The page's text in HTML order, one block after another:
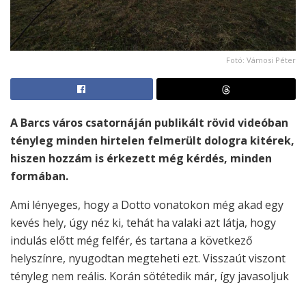
Fotó: Vámosi Péter
A Barcs város csatornáján publikált rövid videóban
tényleg minden hirtelen felmerült dologra kitérek,
hiszen hozzám is érkezett még kérdés, minden
formában.
Ami lényeges, hogy a Dotto vonatokon még akad egy
kevés hely, úgy néz ki, tehát ha valaki azt látja, hogy
indulás előtt még felfér, és tartana a következő
helyszínre, nyugodtan megteheti ezt. Visszaút viszont
tényleg nem reális. Korán sötétedik már, így javasoljuk